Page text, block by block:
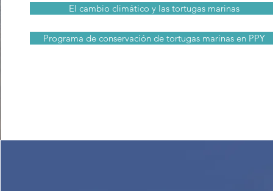
El cambio climático y las tortugas marinas
Programa de conservación de tortugas marinas en PPY